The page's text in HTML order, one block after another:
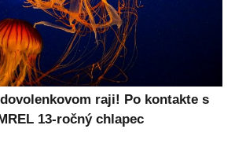
raji! Po kontakte s
13-ročný chlapec